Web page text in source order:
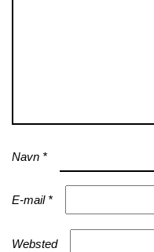
Navn *
E-mail *
Websted